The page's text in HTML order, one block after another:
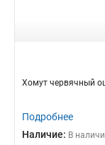
Хомут червячный
Подробнее
Наличие: В